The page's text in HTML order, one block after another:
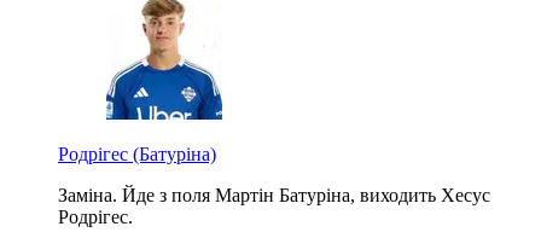
Родрігес (Батуріна)
Заміна. Йде з поля Мартін Батуріна, виходить Хесус
Родрігес.